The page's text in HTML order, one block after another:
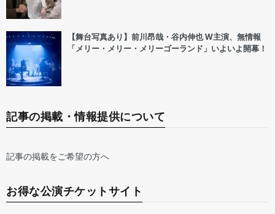
【舞台写真あり】前川昂哉・谷内伸也 W主演、無情報
「メリー・メリー・メリーゴーランド」いよいよ開幕！
記事の掲載・情報提供について
記事の掲載をご希望の方へ
お得な公演チケットサイト